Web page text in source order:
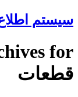
سیستم
قطعات